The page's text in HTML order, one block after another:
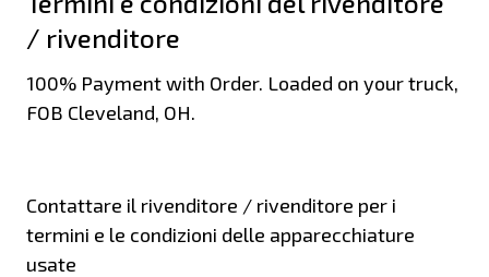
/ rivenditore
100% Payment with Order. Loaded on your truck,
FOB Cleveland, OH.
Contattare il rivenditore / rivenditore per i
termini e le condizioni delle apparecchiature
usate